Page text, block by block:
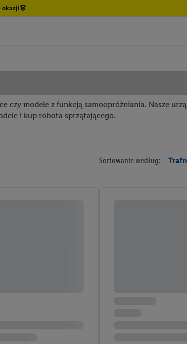
okazji👗
modele z funkcją samoopróżniania. Nasze
i kup robota sprzątającego.
Sortowanie według: